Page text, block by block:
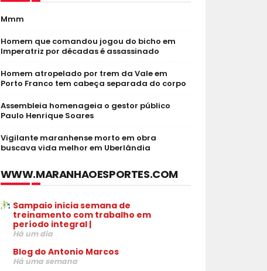
Mmm
Homem que comandou jogou do bicho em
Imperatriz por décadas é assassinado
Homem atropelado por trem da Vale em
Porto Franco tem cabeça separada do corpo
Assembleia homenageia o gestor público
Paulo Henrique Soares
Vigilante maranhense morto em obra
buscava vida melhor em Uberlândia
WWW.MARANHAOESPORTES.COM
Sampaio inicia semana de
treinamento com trabalho em
período integral |
Há um dia
Blog do Antonio Marcos
Há uma semana